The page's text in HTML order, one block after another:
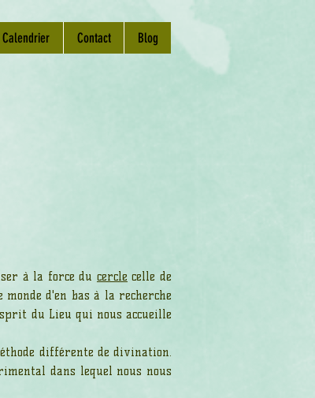
Calendrier Contact Blog
à la force du cercle celle de
d'en bas à la recherche
du Lieu qui nous accueille
différente de divination.
dans lequel nous nous